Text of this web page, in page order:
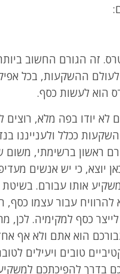
זה הגורם החשוב
ההשקעות, בכל
הוא לעשות כסף.
יודו בפה מלא, רוצים
ככלל ולענייננו
ראשון ברשימתי,
יוצא, כי יש אנשים
אותו עבורם. בשיטת
להרוויח עבור עצמו
כסף למקימיה. לכן,
הוא אתם ולא אף
טובים ויעילים
בדרך להפיכתכם